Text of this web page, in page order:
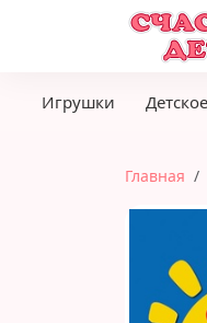
Игрушки
Главная